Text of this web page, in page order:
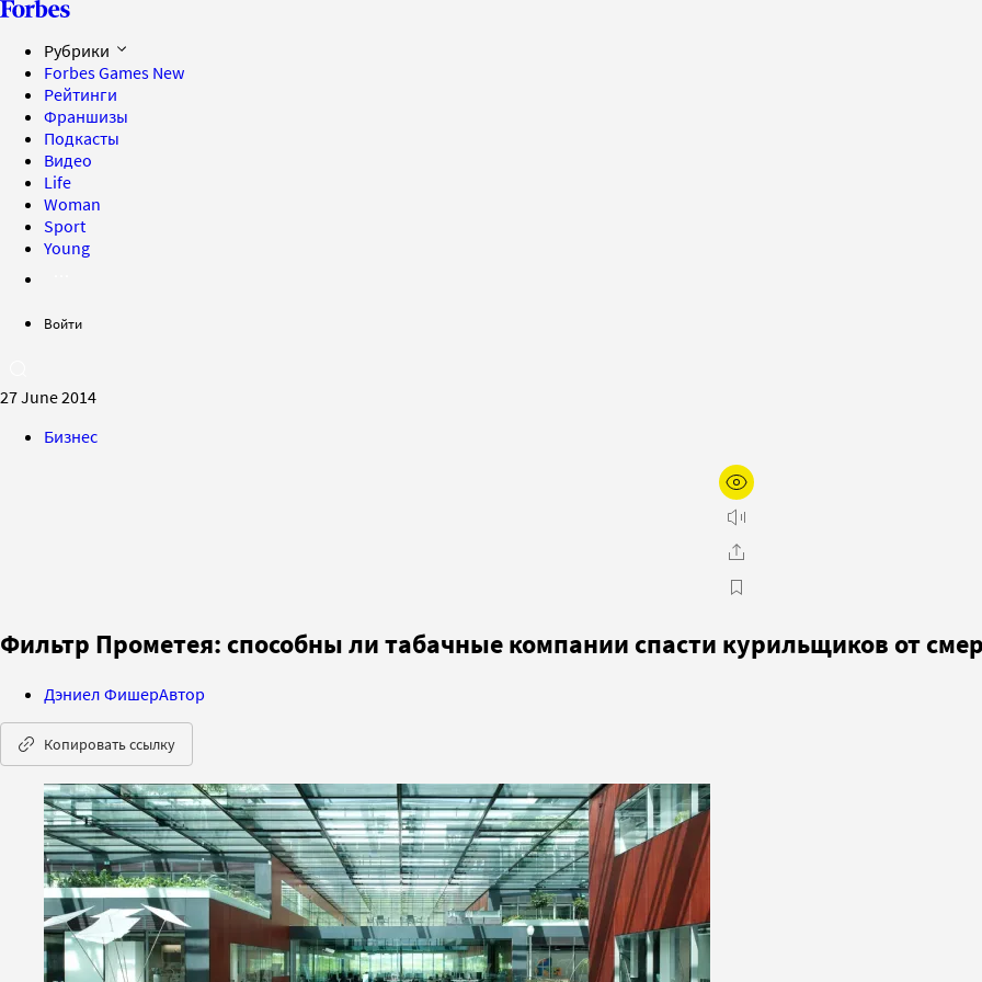
Рубрики
Forbes Games New
Рейтинги
Франшизы
Подкасты
Видео
Life
Woman
Sport
Young
Войти
27 June 2014
Бизнес
Фильтр Прометея: способны ли табачные компании спасти курильщиков от
Дэниел ФишерАвтор
Копировать ссылку